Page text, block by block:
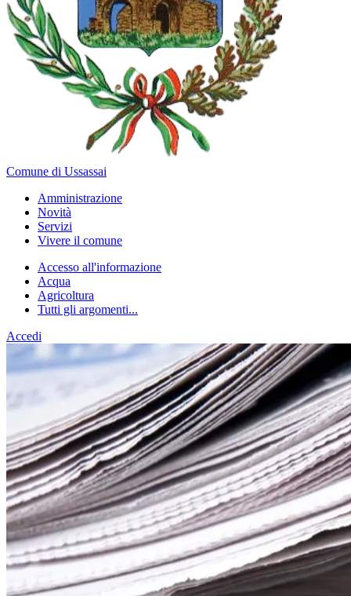
Comune di Ussassai
Amministrazione
Novità
Servizi
Vivere il comune
Accesso all'informazione
Acqua
Agricoltura
Tutti gli argomenti...
Accedi